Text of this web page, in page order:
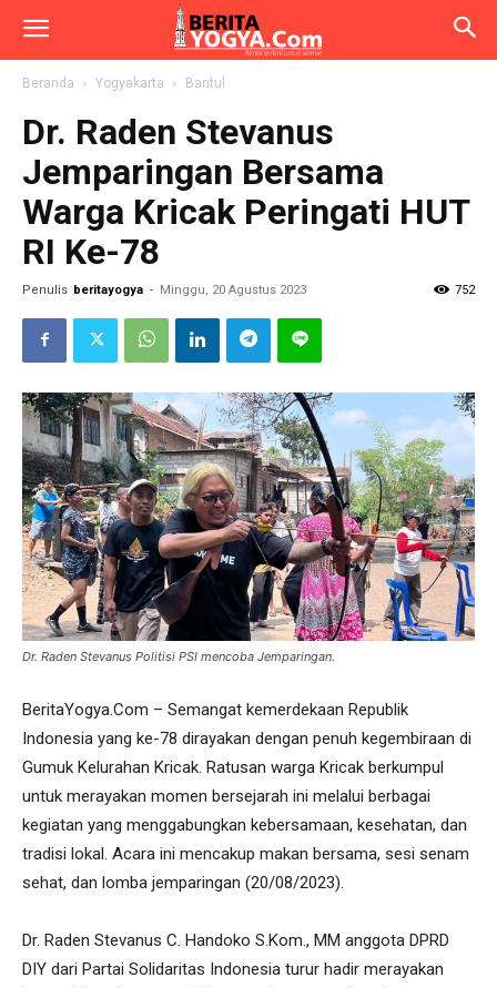
Beranda Yogyakarta Bantul
Dr. Raden Stevanus
Jemparingan Bersama
Warga Kricak Peringati HUT
RI Ke-78
Penulis beritayogya - Minggu, 20 Agustus 2023 752
Dr. Raden Stevanus Politisi PSI mencoba Jemparingan.
BeritaYogya.Com – Semangat kemerdekaan Republik
Indonesia yang ke-78 dirayakan dengan penuh kegembiraan di
Gumuk Kelurahan Kricak. Ratusan warga Kricak berkumpul
untuk merayakan momen bersejarah ini melalui berbagai
kegiatan yang menggabungkan kebersamaan, kesehatan, dan
tradisi lokal. Acara ini mencakup makan bersama, sesi senam
sehat, dan lomba jemparingan (20/08/2023).
Dr. Raden Stevanus C. Handoko S.Kom., MM anggota DPRD
DIY dari Partai Solidaritas Indonesia turur hadir merayakan